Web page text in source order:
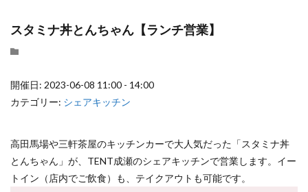
スタミナ丼とんちゃん【ランチ営業】
開催日: 2023-06-08 11:00 - 14:00
カテゴリー: シェアキッチン
高田馬場や三軒茶屋のキッチンカーで大人気だった「スタミナ丼
とんちゃん」が、TENT成瀬のシェアキッチンで営業します。イー
トイン（店内でご飲食）も、テイクアウトも可能です。